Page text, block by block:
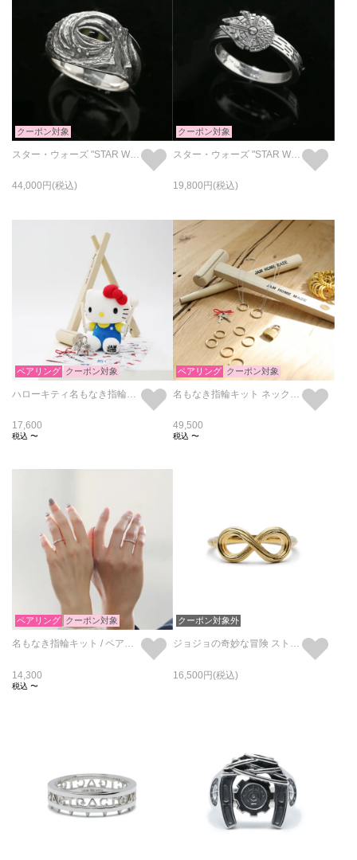
クーポン対象
スター・ウォーズ "STAR WARS™" ジャバ・ザ・ハット リング/指輪
44,000
クーポン対象
19,800
ペアリング クーポン対象
17,600
税込 〜
ペアリング クーポン対象
49,500
税込 〜
ペアリング クーポン対象
14,300
税込 〜
クーポン対象外
16,500